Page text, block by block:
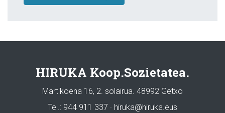
HIRUKA Koop.Sozietatea.
Martikoena 16, 2. solairua. 48992 Getxo
Tel.: 944 911 337 · hiruka@hiruka.eus